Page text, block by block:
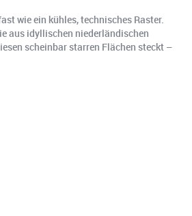
wie ein kühles, technisches Raster.
aus idyllischen niederländischen
scheinbar starren Flächen steckt –